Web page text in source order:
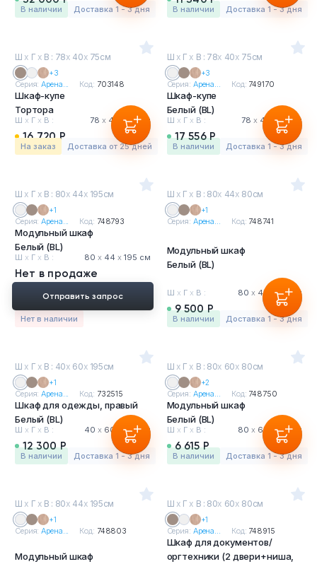
в наличии Доставка 1 - 3 дня в наличии Доставка 1 - 3 дня
Ш х Г х В : 78х 40х 75см
+3
Серия:Арена... Код: 703148
Шкаф-купе
Тортора
Ш х Г х В : 78 х40 х75 см
16 720 Р
На заказ Доставка от 25 дней
Ш х Г х В : 78х 40х 75см
+3
Серия: Арена... Код: 749170
Шкаф-купе
Белый (BL)
Ш х Г х В : 78 х 40 х75 см
17 556 Р
в наличии Доставка 1 - 3 дня
Ш х Г х В : 80х 44х 195см
+1
Серия:Арена... Код: 748793
Модульный шкаф
Белый (BL)
Ш х Г х В : 80 х44 х195 см
Нет в продаже
Нет в наличии
Отправить запрос
Ш х Г х В : 80х 44х 80см
+1
Серия: Арена... Код: 748741
Модульный шкаф
Белый (BL)
Ш х Г х В : 80 х 44 х80 см
9 500 Р
в наличии Доставка 1 - 3 дня
Ш х Г х В : 40х 60х 195см
+1
Серия:Арена... Код: 732515
Шкаф для одежды, правый
Белый (BL)
Ш х Г х В : 40 х60 195 см
12 300 Р
в наличии Доставка 1 - 3 дня
Ш х Г х В : 80х 60х 80см
+2
Серия: Арена... Код: 748750
Модульный шкаф
Белый (BL)
Ш х Г х В : 80 х 60 х80 см
6 615 Р
в наличии Доставка 1 - 3 дня
Ш х Г х В : 80х 44х 195см
+1
Серия:Арена... Код: 748803
Модульный шкаф
Ш х Г х В : 80х 60х 80см
+1
Серия: Арена... Код: 748915
Шкаф для документов/
оргтехники (2 двери+ниша,